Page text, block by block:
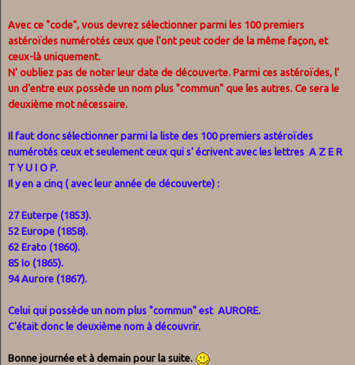
Avec ce "code", vous devrez sélectionner parmi les 100 premiers
astéroïdes numérotés ceux que l'ont peut coder de la même façon, et
ceux-là uniquement.
N' oubliez pas de noter leur date de découverte. Parmi ces astéroïdes, l'
un d'entre eux possède un nom plus "commun" que les autres. Ce sera le
deuxième mot nécessaire.
Il faut donc sélectionner parmi la liste des 100 premiers astéroïdes
numérotés ceux et seulement ceux qui s' écrivent avec les lettres A Z E R
T Y U I O P.
Il y en a cinq ( avec leur année de découverte) :
27 Euterpe (1853).
52 Europe (1858).
62 Erato (1860).
85 Io (1865).
94 Aurore (1867).
Celui qui possède un nom plus "commun" est AURORE.
C'était donc le deuxième nom à découvrir.
Bonne journée et à demain pour la suite.